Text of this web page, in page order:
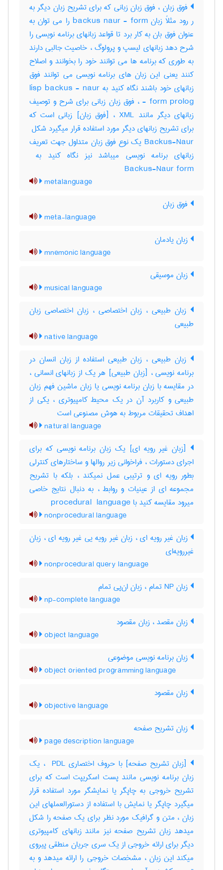
فوق زبان ، فوق زبان زبانی که برای تشریح زبان دیگر به
ر رود مثلاً زبان backus naur - form را می توان به
عنوان فوق بان به کار برد تا قواعد زبانهای برنامه نویسی را
شرح دهد زبانهای لیسپ و پرولوگ ، خاصیت جالبی دارند
به طوری که برنامه ها می توانند خود را بخوانند و اصلاح
کنند یعنی این زبان های برنامه نویسی می توانند فوق
زبانهای خود باشند نگاه کنید به lisp backus - naur
- form prolog ، فوق زبان زبانی برای شرح و توصیف
زبانهای دیگر مانند XML ، [فوق زبان] زبانی است که
Backus-Naur یک نوع فوق زبان متداول جهت تعریف
Backus-Naur form
metalanguage
فوق زبان
meta-language
زبان یادمان
mnemonic language
زبان موسیقی
musical language
زبان طبیعی ، زبان اختصاصی ، زبان اختصاصی زبان
طبیعی
native language
زبان طبیعی ، زبان طبیعی استفاده از زبان انسان در
برنامه نویسی ، [زبان طبیعی] هر یک از زبانهای انسانی ،
در مقایسه با زبان برنامه نویسی یا زبان ماشین فهم زبان
طبیعی و کاربرد آن در یک محیط کامپیوتری ، یکی از
اهداف تحقیقات مربوط به هوش مصنوعی است
natural language
[زبان غیر رویه ای] یک زبان برنامه نویسی که برای
اجرای دستورات ، فراخوانی زیر روالها و ساختارهای کنترلی
بطور رویه ای و ترتیبی عمل نمیکند ، بلکه با تشریح
مجموعه ای از عینیات و روابط ، به دنبال نتایج خاصی
میرود مقایسه کنید با ‎procedural ‎ language
nonprocedural language
زبان غیر رویه ای ، زبان غیر رویه یی غیر رویه ای ، زبان
غیررویه‌ای
nonprocedural query language
زبان NP تمام ، زبان ان‌پی تمام
np-complete language
زبان مقصد ، زبان مقصود
object language
زبان برنامه نویسی موضوعی
object oriented programming language
زبان مقصود
objective language
زبان تشریح صفحه
page description language
[زبان تشریح صفحه] با حروف اختصاری ‎ PDL ، یک
زبان برنامه نویسی مانند پست اسکریپت است که برای
تشریح خروجی به چاپگر یا نمایشگر مورد استفاده قرار
میگیرد چاپگر یا نمایش با استفاده از دستورالعملهای این
زبان ، متن و گرافیک مورد نظر برای یک صفحه را شکل
میدهد زبان تشریح صفحه نیز مانند زبانهای کامپیوتری
دیگر برای ارائه خروجی از یک سری جریان منطقی پیروی
میکند این زبان ، مشخصات خروجی را ارائه میدهد و به